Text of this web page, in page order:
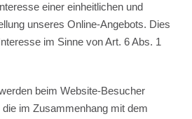
einer einheitlichen und
unseres Online-Angebots. Dies
im Sinne von Art. 6 Abs. 1
beim Website-Besucher
im Zusammenhang mit dem